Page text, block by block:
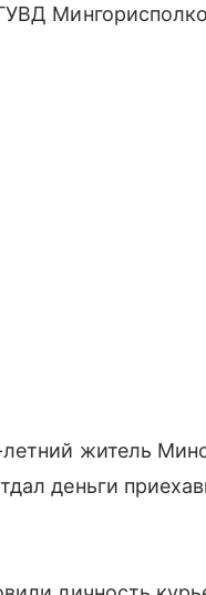
житель
деньги